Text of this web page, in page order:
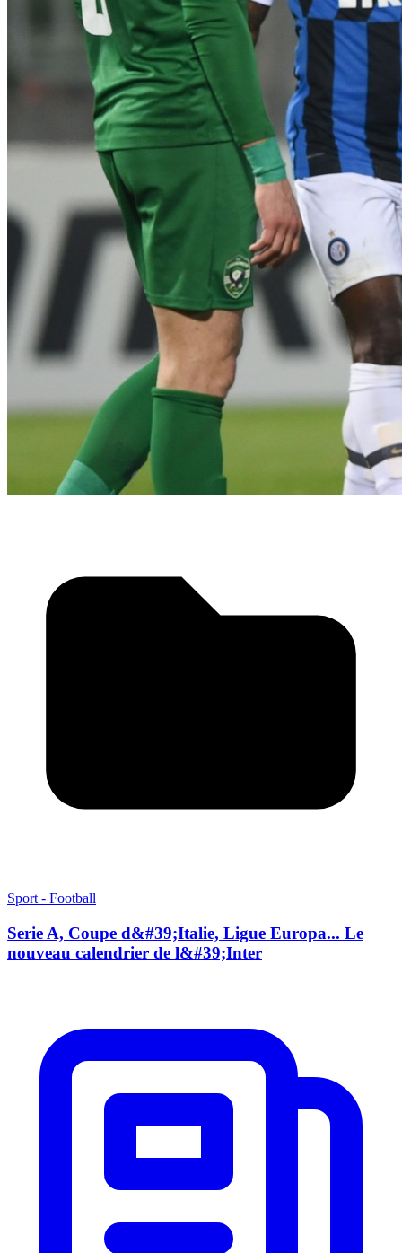
Sport - Football
Serie A, Coupe d&#39;Italie, Ligue Europa... Le
nouveau calendrier de l&#39;Inter